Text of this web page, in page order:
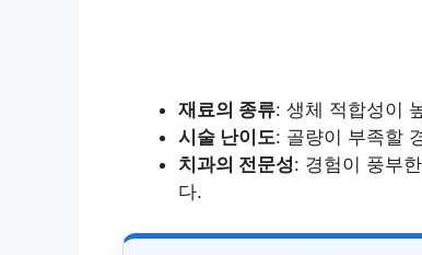
재료의 종류: 생체 적합성이
시술 난이도: 골량이 부족할
치과의 전문성: 경험이 풍부
다.